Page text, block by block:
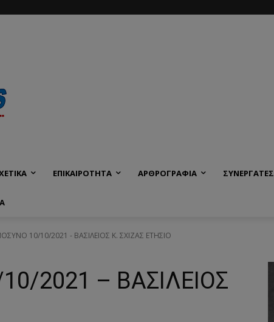
ΕΠΙΚΑΙΡΟΤΗΤΑ ΑΡΘΡΟΓΡΑΦΙΑ ΣΥΝΕΡΓΑΤΕΣ
10/10/2021 - ΒΑΣΙΛΕΙΟΣ Κ. ΣΧΙΖΑΣ ΕΤΗΣΙΟ
2021 – ΒΑΣΙΛΕΙΟΣ